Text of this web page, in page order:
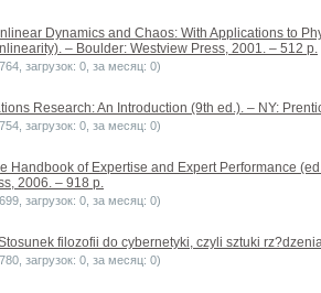
Dynamics and Chaos: With Applications to
– Boulder: Westview Press, 2001. – 512 p.
загрузок: 0, за месяц: 0)
Research: An Introduction (9th ed.). – NY:
загрузок: 0, за месяц: 0)
Handbook of Expertise and Expert Performance
2006. – 918 p.
загрузок: 0, за месяц: 0)
filozofii do cybernetyki, czyli sztuki
загрузок: 0, за месяц: 0)